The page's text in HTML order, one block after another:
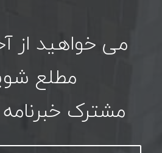
می خواهید از
مطلع
مشترک